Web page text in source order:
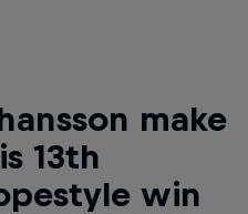
make
13th
win